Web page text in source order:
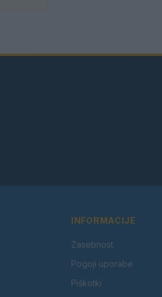
INFORMACIJE
Zasebnost
Pogoji uporabe
Piškotki